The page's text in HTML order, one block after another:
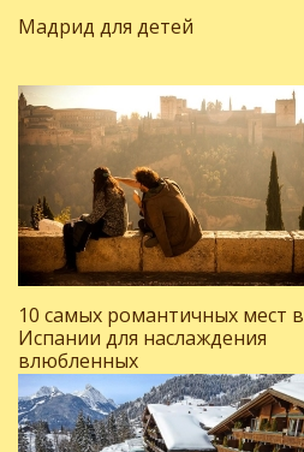
Мадрид для детей
10 самых романтичных мест в
Испании для наслаждения
влюбленных